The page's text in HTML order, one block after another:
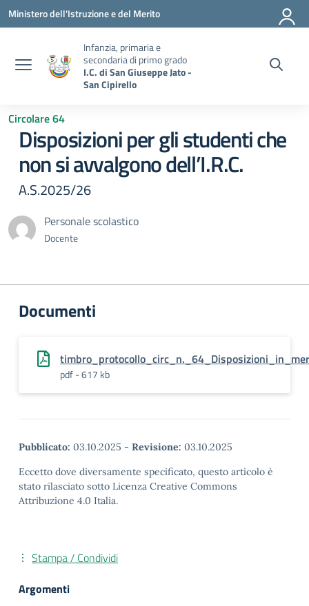
Vai ai contenuti
Vai al menu di navigazione
Vai al footer
Ministero dell'Istruzione e del Merito
Infanzia, primaria e
secondaria di primo grado
I.C. di San Giuseppe Jato -
San Cipirello
Circolare 64
Disposizioni per gli studenti che
non si avvalgono dell’I.R.C.
A.S.2025/26
Personale scolastico
Docente
Documenti
pdf - 617 kb
Pubblicato: 03.10.2025 - Revisione: 03.10.2025
Eccetto dove diversamente specificato, questo articolo è
stato rilasciato sotto Licenza Creative Commons
Attribuzione 4.0 Italia.
Stampa / Condividi
Argomenti